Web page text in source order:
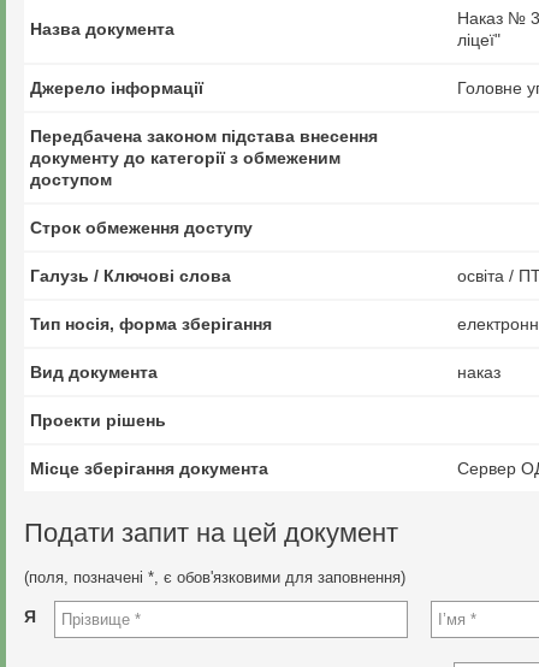
Назва документа
Наказ №
ліцеї"
Джерело інформації Головне
Передбачена законом підстава внесення
документу до категорії з обмеженим
доступом
Строк обмеження доступу
Галузь / Ключові слова освіта /
Тип носія, форма зберігання
Вид документа наказ
Проекти рішень
Місце зберігання документа Сервер
Подати запит на цей документ
(поля, позначені *, є обов'язковими для заповнення)
Я